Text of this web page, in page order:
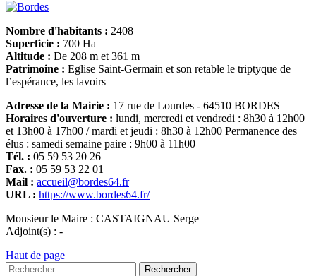
Nombre d'habitants : 2408
Superficie : 700 Ha
Altitude : De 208 m et 361 m
Patrimoine : Eglise Saint-Germain et son retable le triptyque de
l’espérance, les lavoirs
Adresse de la Mairie : 17 rue de Lourdes - 64510 BORDES
Horaires d'ouverture : lundi, mercredi et vendredi : 8h30 à 12h00
et 13h00 à 17h00 / mardi et jeudi : 8h30 à 12h00 Permanence des
élus : samedi semaine paire : 9h00 à 11h00
Tél. : 05 59 53 20 26
Fax. : 05 59 53 22 01
Mail : accueil@bordes64.fr
URL : https://www.bordes64.fr/
Monsieur le Maire : CASTAIGNAU Serge
Adjoint(s) : -
Haut de page